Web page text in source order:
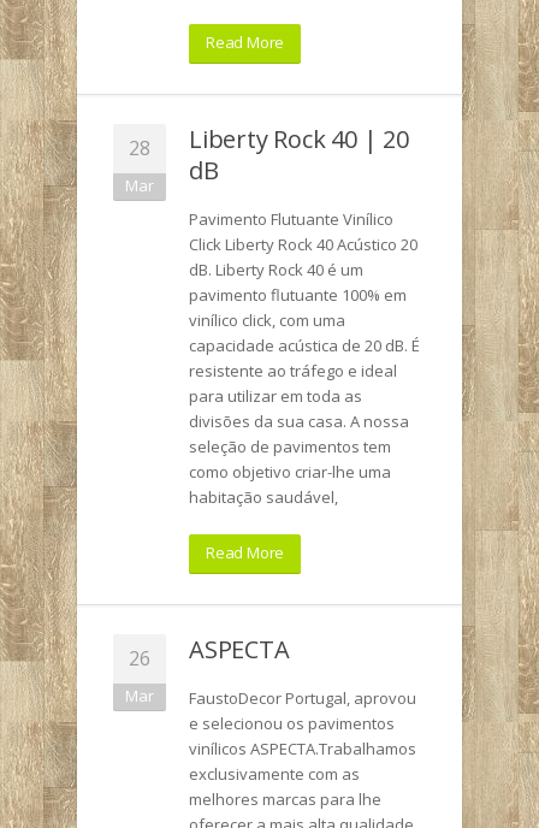
Read More
28
Mar
Liberty Rock 40 | 20
dB
Pavimento Flutuante Vinílico
Click Liberty Rock 40 Acústico 20
dB. Liberty Rock 40 é um
pavimento flutuante 100% em
vinílico click, com uma
capacidade acústica de 20 dB. É
resistente ao tráfego e ideal
para utilizar em toda as
divisões da sua casa. A nossa
seleção de pavimentos tem
como objetivo criar-lhe uma
habitação saudável,
Read More
26
Mar
ASPECTA
FaustoDecor Portugal, aprovou
e selecionou os pavimentos
vinílicos ASPECTA.Trabalhamos
exclusivamente com as
melhores marcas para lhe